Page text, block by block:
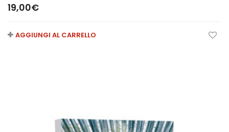
19,00€
AGGIUNGI AL CARRELLO